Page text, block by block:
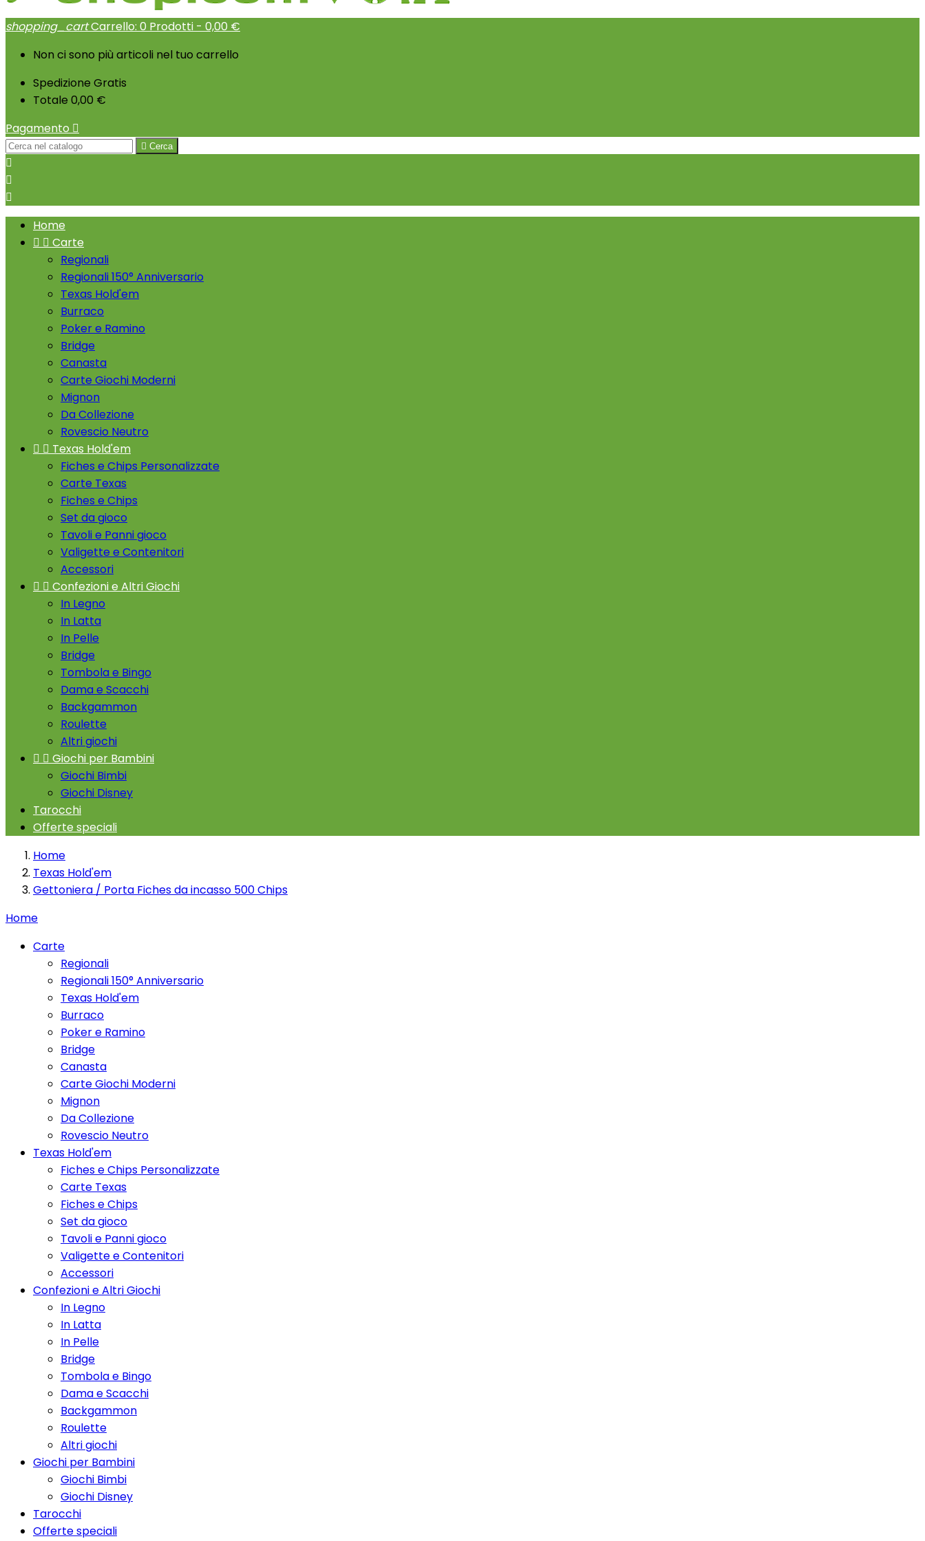
shopping_cartCarrello: 0 Prodotti - 0,00 €
Non ci sono più articoli nel tuo carrello
Spedizione Gratis
Totale 0,00 €
Pagamento 
 Cerca



Home
  Carte
Regionali
Regionali 150° Anniversario
Texas Hold'em
Burraco
Poker e Ramino
Bridge
Canasta
Carte Giochi Moderni
Mignon
Da Collezione
Rovescio Neutro
  Texas Hold'em
Fiches e Chips Personalizzate
Carte Texas
Fiches e Chips
Set da gioco
Tavoli e Panni gioco
Valigette e Contenitori
Accessori
  Confezioni e Altri Giochi
In Legno
In Latta
In Pelle
Bridge
Tombola e Bingo
Dama e Scacchi
Backgammon
Roulette
Altri giochi
  Giochi per Bambini
Giochi Bimbi
Giochi Disney
Tarocchi
Offerte speciali
Home
Texas Hold'em
Gettoniera / Porta Fiches da incasso 500 Chips
Home
Carte
Regionali
Regionali 150° Anniversario
Texas Hold'em
Burraco
Poker e Ramino
Bridge
Canasta
Carte Giochi Moderni
Mignon
Da Collezione
Rovescio Neutro
Texas Hold'em
Fiches e Chips Personalizzate
Carte Texas
Fiches e Chips
Set da gioco
Tavoli e Panni gioco
Valigette e Contenitori
Accessori
Confezioni e Altri Giochi
In Legno
In Latta
In Pelle
Bridge
Tombola e Bingo
Dama e Scacchi
Backgammon
Roulette
Altri giochi
Giochi per Bambini
Giochi Bimbi
Giochi Disney
Tarocchi
Offerte speciali